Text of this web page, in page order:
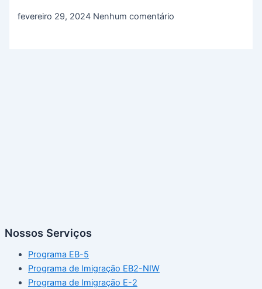
fevereiro 29, 2024 Nenhum comentário
Nossos Serviços
Programa EB-5
Programa de Imigração EB2-NIW
Programa de Imigração E-2